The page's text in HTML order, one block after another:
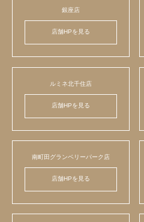
銀座店
店舗HPを見る
ルミネ北千住店
店舗HPを見る
南町田グランベリーパーク店
店舗HPを見る